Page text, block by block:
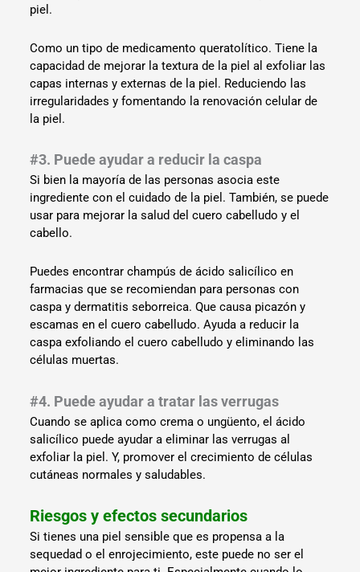
piel.
Como un tipo de medicamento queratolítico. Tiene la
capacidad de mejorar la textura de la piel al exfoliar las
capas internas y externas de la piel. Reduciendo las
irregularidades y fomentando la renovación celular de
la piel.
#3. Puede ayudar a reducir la caspa
Si bien la mayoría de las personas asocia este
ingrediente con el cuidado de la piel. También, se puede
usar para mejorar la salud del cuero cabelludo y el
cabello.
Puedes encontrar champús de ácido salicílico en
farmacias que se recomiendan para personas con
caspa y dermatitis seborreica. Que causa picazón y
escamas en el cuero cabelludo. Ayuda a reducir la
caspa exfoliando el cuero cabelludo y eliminando las
células muertas.
#4. Puede ayudar a tratar las verrugas
Cuando se aplica como crema o ungüento, el ácido
salicílico puede ayudar a eliminar las verrugas al
exfoliar la piel. Y, promover el crecimiento de células
cutáneas normales y saludables.
Riesgos y efectos secundarios
Si tienes una piel sensible que es propensa a la
sequedad o el enrojecimiento, este puede no ser el